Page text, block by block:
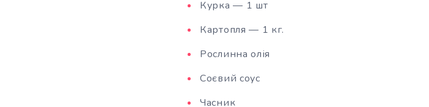
Курка — 1 шт
Картопля — 1 кг.
Рослинна олія
Соєвий соус
Часник